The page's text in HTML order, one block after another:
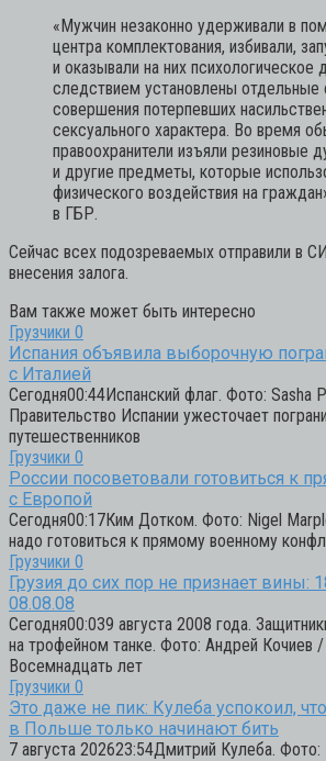
«Мужчин незаконно удерживали в
центра комплектования, избивали,
и оказывали на них психологическое
следствием установлены отдельные
совершения потерпевших
сексуального характера. Во время
правоохранители изъяли резиновые
и другие предметы, которые
физического воздействия на
в ГБР.
Сейчас всех подозреваемых отправили в
внесения залога.
Вам также может быть интересно
Грузчики 0
Испания объявила выборочную
с Италией
Сегодня00:44Испанский флаг. Фото: Sasha
Правительство Испании ужесточает
путешественников
Грузчики 0
России посоветовали готовиться к
с Европой
Сегодня00:17Ким Дотком. Фото: Nigel
надо готовиться к прямому военному
Грузчики 0
Грузия до сих пор не признает вины:
08.08.08
Сегодня00:039 августа 2008 года.
на трофейном танке. Фото: Андрей Кочиев
Восемнадцать лет
Грузчики 0
Это даже не пик: Кулеба успокоил,
в Польше только начинают бить
7 августа 202623:54Дмитрий Кулеба. Фото: